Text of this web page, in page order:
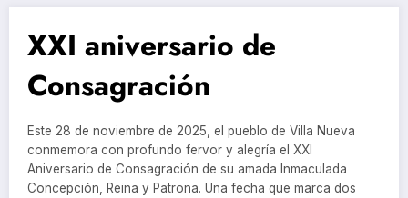
XXI aniversario de
Consagración
Este 28 de noviembre de 2025, el pueblo de Villa Nueva
conmemora con profundo fervor y alegría el XXI
Aniversario de Consagración de su amada Inmaculada
Concepción, Reina y Patrona. Una fecha que marca dos